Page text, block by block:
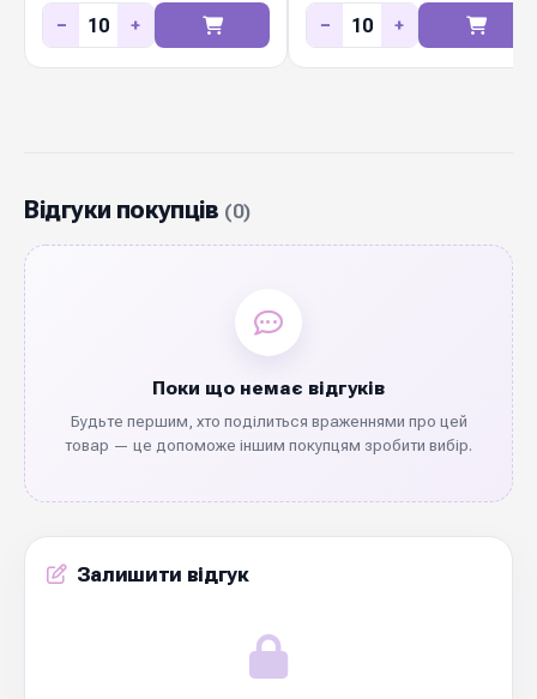
− + − +
Відгуки покупців (0)
Поки що немає відгуків
Будьте першим, хто поділиться враженнями про цей
товар — це допоможе іншим покупцям зробити вибір.
Залишити відгук